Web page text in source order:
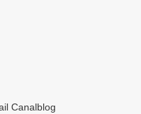
Canalblog